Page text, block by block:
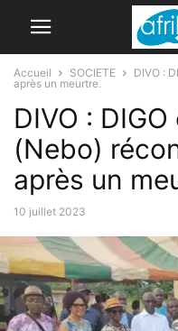
Accueil SOCIETE
DIVO :
après un meurtre.
DIVO : DIGO
(Nebo)
après un
10 juillet 2023